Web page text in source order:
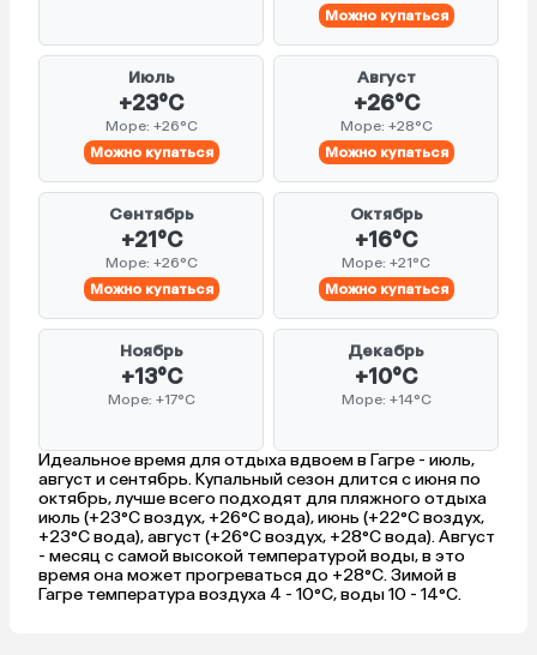
Можно купаться
Июль
+23°C
Море: +26°C
Можно купаться
Август
+26°C
Море: +28°C
Можно купаться
Сентябрь
+21°C
Море: +26°C
Можно купаться
Октябрь
+16°C
Море: +21°C
Можно купаться
Ноябрь
+13°C
Море: +17°C
Декабрь
+10°C
Море: +14°C
Идеальное время для отдыха вдвоем в Гагре - июль,
август и сентябрь. Купальный сезон длится с июня по
октябрь, лучше всего подходят для пляжного отдыха
июль (+23°C воздух, +26°C вода), июнь (+22°C воздух,
+23°C вода), август (+26°C воздух, +28°C вода). Август
- месяц с самой высокой температурой воды, в это
время она может прогреваться до +28°C. Зимой в
Гагре температура воздуха 4 - 10°C, воды 10 - 14°C.